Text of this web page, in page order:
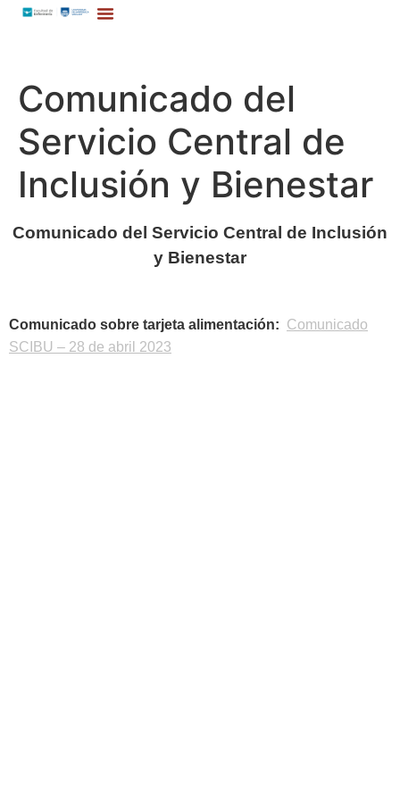
Comunicado del
Servicio Central de
Inclusión y Bienestar
Comunicado del Servicio Central de Inclusión
y Bienestar
Comunicado sobre tarjeta alimentación: Comunicado
SCIBU – 28 de abril 2023